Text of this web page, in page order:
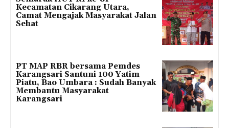
Kecamatan Cikarang Utara,
Camat Mengajak Masyarakat Jalan
Sehat
PT MAP RBR bersama Pemdes
Karangsari Santuni 100 Yatim
Piatu, Bao Umbara : Sudah Banyak
Membantu Masyarakat
Karangsari